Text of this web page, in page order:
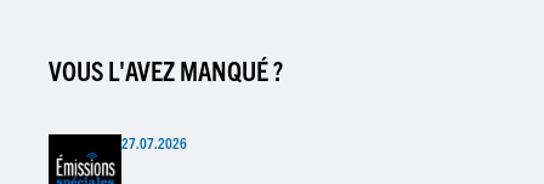
VOUS L'AVEZ MANQUÉ ?
27.07.2026